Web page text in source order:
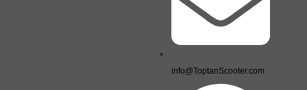
info@ToptanScooter.com